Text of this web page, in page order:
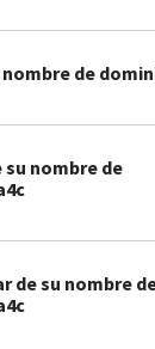
de
nombre de
de su nombre